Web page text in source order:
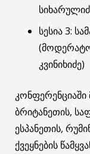
სესია 3:
კვინიხიძე)
კონფერენციაში
ბრიტანეთის,
ესპანეთის,
ქვეყნების